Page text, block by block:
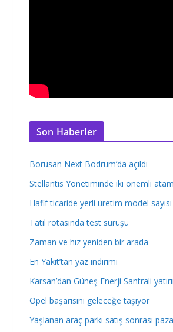
Son Haberler
Borusan Next Bodrum’da açıldı
Stellantis Yönetiminde iki önemli
Hafif ticaride yerli üretim model
Tatil rotasında test sürüşü
Zaman ve hız yeniden bir arada
En Yakıt’tan yaz indirimi
Karsan’dan Güneş Enerji Santrali
Opel başarısını geleceğe taşıyor
Yaşlanan araç parkı satış sonrası